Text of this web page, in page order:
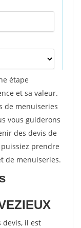
étape
et sa valeur.
de menuiseries
vous guiderons
des devis de
prendre
de menuiseries.
devis, il est